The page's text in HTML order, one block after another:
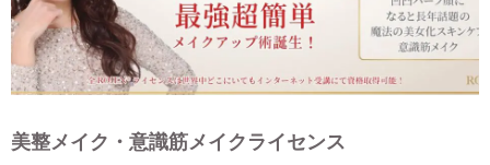
美整メイク・意識筋メイクライセンス